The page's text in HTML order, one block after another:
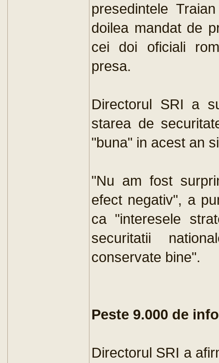
presedintele
doilea mandat de
cei doi oficiali
presa.
Directorul SRI a
starea de
"buna" in acest an
"Nu am fost
efect negativ", a
ca "interesele
securitatii
conservate bine".
Peste 9.000 de
Directorul SRI a